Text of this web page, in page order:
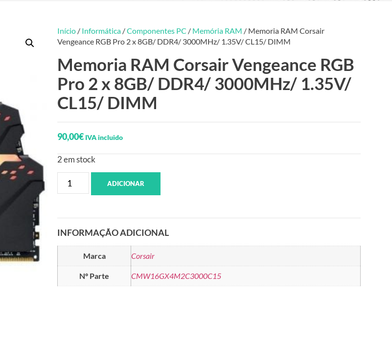
Início / Informática /Componentes PC / Memória RAM / Memoria RAM Corsair
Vengeance RGB Pro 2 x 8GB/ DDR4/ 3000MHz/ 1.35V/ CL15/ DIMM
Memoria RAM Corsair Vengeance RGB
Pro 2 x 8GB/ DDR4/ 3000MHz/ 1.35V/
CL15/ DIMM
90,00€ IVA incluido
2 em stock
ADICIONAR
INFORMAÇÃO ADICIONAL
Marca Corsair
Nº Parte CMW16GX4M2C3000C15